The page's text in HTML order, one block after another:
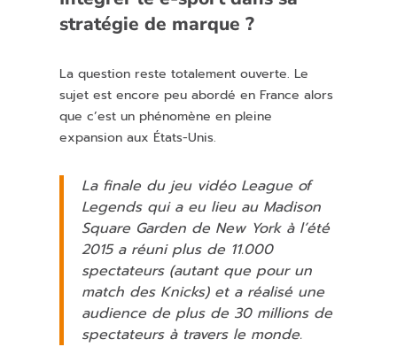
stratégie de marque ?
La question reste totalement ouverte. Le
sujet est encore peu abordé en France alors
que c’est un phénomène en pleine
expansion aux États-Unis.
La finale du jeu vidéo League of
Legends qui a eu lieu au Madison
Square Garden de New York à l’été
2015 a réuni plus de 11.000
spectateurs (autant que pour un
match des Knicks) et a réalisé une
audience de plus de 30 millions de
spectateurs à travers le monde.